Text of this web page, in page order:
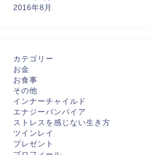
2016年8月
カテゴリー
お金
お食事
その他
インナーチャイルド
エナジーバンパイア
ストレスを感じない生き方
ツインレイ
プレゼント